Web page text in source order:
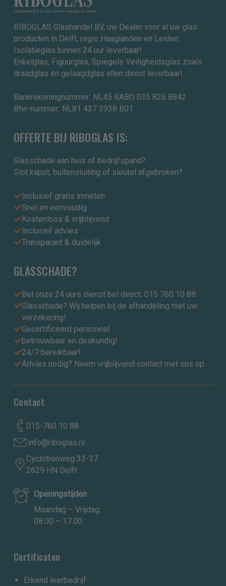
RIBOGLAS Glashandel BV, uw Dealer voor al uw glas
producten in Delft, regio Haaglanden en Leiden.
Isolatieglas binnen 24 uur leverbaar!
Enkelglas, Figuurglas, Spiegels Veiligheidsglas zoals
draadglas en gelaagdglas allen direct leverbaar!
Bankrekeningnummer: NL45 RABO 035 826 8842
Btw-nummer: NL81 437 3938 B01
OFFERTE BIJ RIBOGLAS IS:
Glasschade aan huis of bedrijfspand?
Slot kapot, buitensluiting of sleutel afgebroken?
Inclusief gratis inmeten
Snel en eenvoudig
Kostenloos & vrijblijvend
Inclusief advies
Transparant & duidelijk
GLASSCHADE?
Bel onze 24 uurs dienst bel direct: 015 760 10 88
Glasschade? Wij helpen bij de afhandeling met uw
verzekering!
Gecertificeerd personeel
betrouwbaar en deskundig!
24/7 bereikbaar!
Advies nodig? Neem vrijblijvend contact met ons op.
Contact
015-760 10 88
info@riboglas.nl
Cyclotronweg 33-37
2629 HN Delft
Openingstijden
Maandag – Vrijdag:
08.00 – 17.00
Certificaten
Erkend leerbedrijf